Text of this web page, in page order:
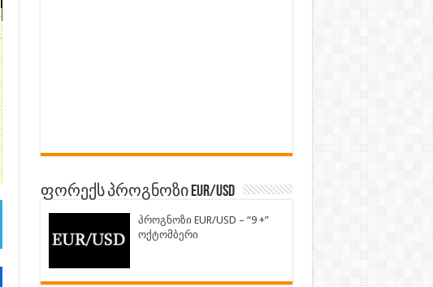
ფორექს პროგნოზი EUR/USD
პროგნოზი EUR/USD – “9 +”
ოქტომბერი